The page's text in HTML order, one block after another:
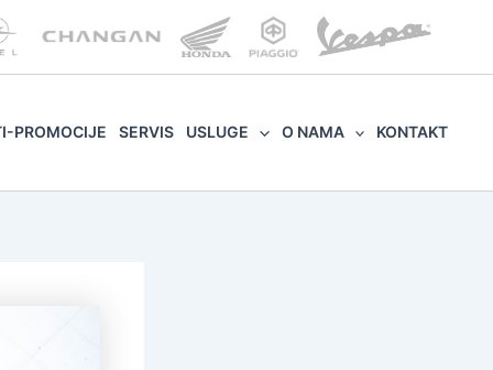
PROMOCIJE SERVIS USLUGE O NAMA KONTAKT